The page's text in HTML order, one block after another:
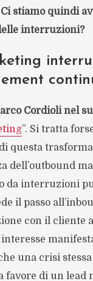
Ci stiamo quindi
interruzioni?
Cordioli nel
”. Si tratta
questa
dell’outbound
da interruzioni
il passo
con il cliente
una crisi
favore di un lead